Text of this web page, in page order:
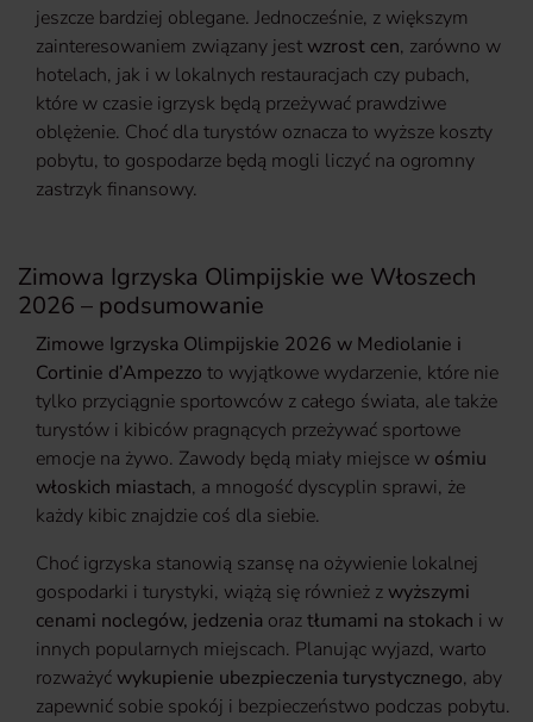
jeszcze bardziej oblegane. Jednocześnie, z większym
zainteresowaniem związany jest wzrost cen, zarówno w
hotelach, jak i w lokalnych restauracjach czy pubach,
które w czasie igrzysk będą przeżywać prawdziwe
oblężenie. Choć dla turystów oznacza to wyższe koszty
pobytu, to gospodarze będą mogli liczyć na ogromny
zastrzyk finansowy.
Zimowa Igrzyska Olimpijskie we Włoszech
2026 – podsumowanie
Zimowe Igrzyska Olimpijskie 2026 w Mediolanie i
Cortinie d’Ampezzo to wyjątkowe wydarzenie, które nie
tylko przyciągnie sportowców z całego świata, ale także
turystów i kibiców pragnących przeżywać sportowe
emocje na żywo. Zawody będą miały miejsce w ośmiu
włoskich miastach, a mnogość dyscyplin sprawi, że
każdy kibic znajdzie coś dla siebie.
Choć igrzyska stanowią szansę na ożywienie lokalnej
gospodarki i turystyki, wiążą się również z wyższymi
cenami noclegów, jedzenia oraztłumami na stokach i w
innych popularnych miejscach. Planując wyjazd, warto
rozważyć wykupienie ubezpieczenia turystycznego, aby
zapewnić sobie spokój i bezpieczeństwo podczas pobytu.